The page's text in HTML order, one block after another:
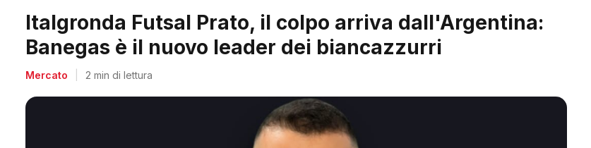
Arpi Nova, il colpo dell'estate è servito: arriva Riccardo
Berti, il re dei bomber toscani
Mercato 2 min di lettura